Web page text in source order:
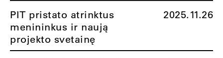
PIT pristato atrinktus
menininkus ir naują
projekto svetainę
2025.11.26